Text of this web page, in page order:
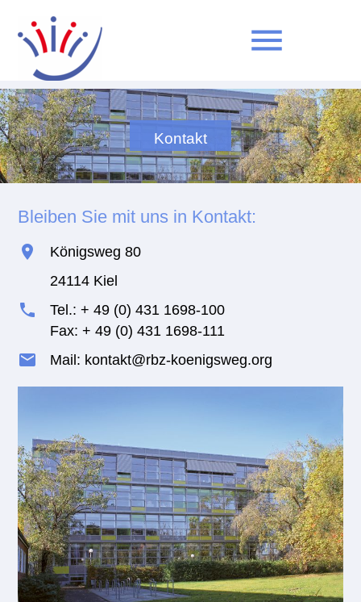
Suchbegriffe SUCHEN
menu
Kontakt
Bleiben Sie mit uns in Kontakt:
Königsweg 80
24114 Kiel
Tel.: + 49 (0) 431 1698-100
Fax: + 49 (0) 431 1698-111
Mail: kontakt@rbz-koenigsweg.org